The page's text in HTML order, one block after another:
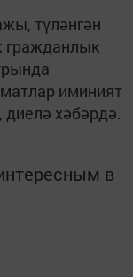
түләнгән
гражданлык
иминият
диелә хәбәрдә.
в